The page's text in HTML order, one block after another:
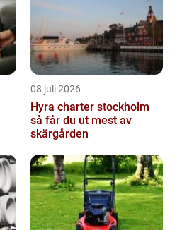
08 juli 2026
Hyra charter stockholm
så får du ut mest av
skärgården